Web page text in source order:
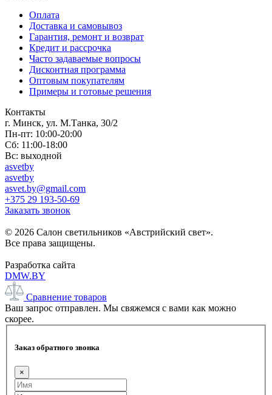
Оплата
Доставка и самовывоз
Гарантия, ремонт и возврат
Кредит и рассрочка
Часто задаваемые вопросы
Дисконтная программа
Оптовым покупателям
Примеры и готовые решения
Контакты
г. Минск, ул. М.Танка, 30/2
Пн-пт: 10:00-20:00
Сб: 11:00-18:00
Вс: выходной
asvetby
asvetby
asvet.by@gmail.com
+375 29 193-50-69
Заказать звонок
© 2026 Салон светильников «Австрийский свет».
Все права защищены.
Разработка сайта
DMW.BY
Сравнение товаров
Ваш запрос отправлен. Мы свяжемся с вами как можно
скорее.
Заказ обратного звонка
×